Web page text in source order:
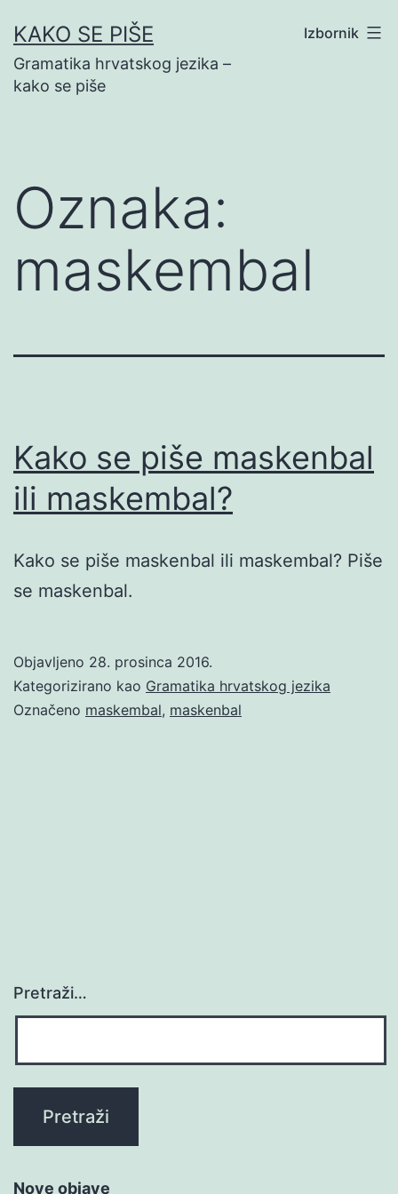
na
sadržaj
KAKO SE PIŠE
Gramatika hrvatskog jezika –
kako se piše
Izbornik
Oznaka:
maskembal
Kako se piše maskenbal
ili maskembal?
Kako se piše maskenbal ili maskembal? Piše
se maskenbal.
Objavljeno 28. prosinca 2016.
Kategorizirano kao Gramatika hrvatskog jezika
Označeno maskembal, maskenbal
Pretraži…
Nove objave